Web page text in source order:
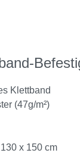
Klettband
(47g/m²)
x 150 cm